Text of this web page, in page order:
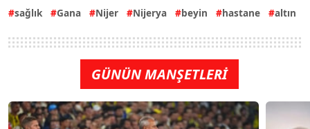
sağlık Gana Nijer Nijerya beyin hastane altın
GÜNÜN MANŞETLERİ